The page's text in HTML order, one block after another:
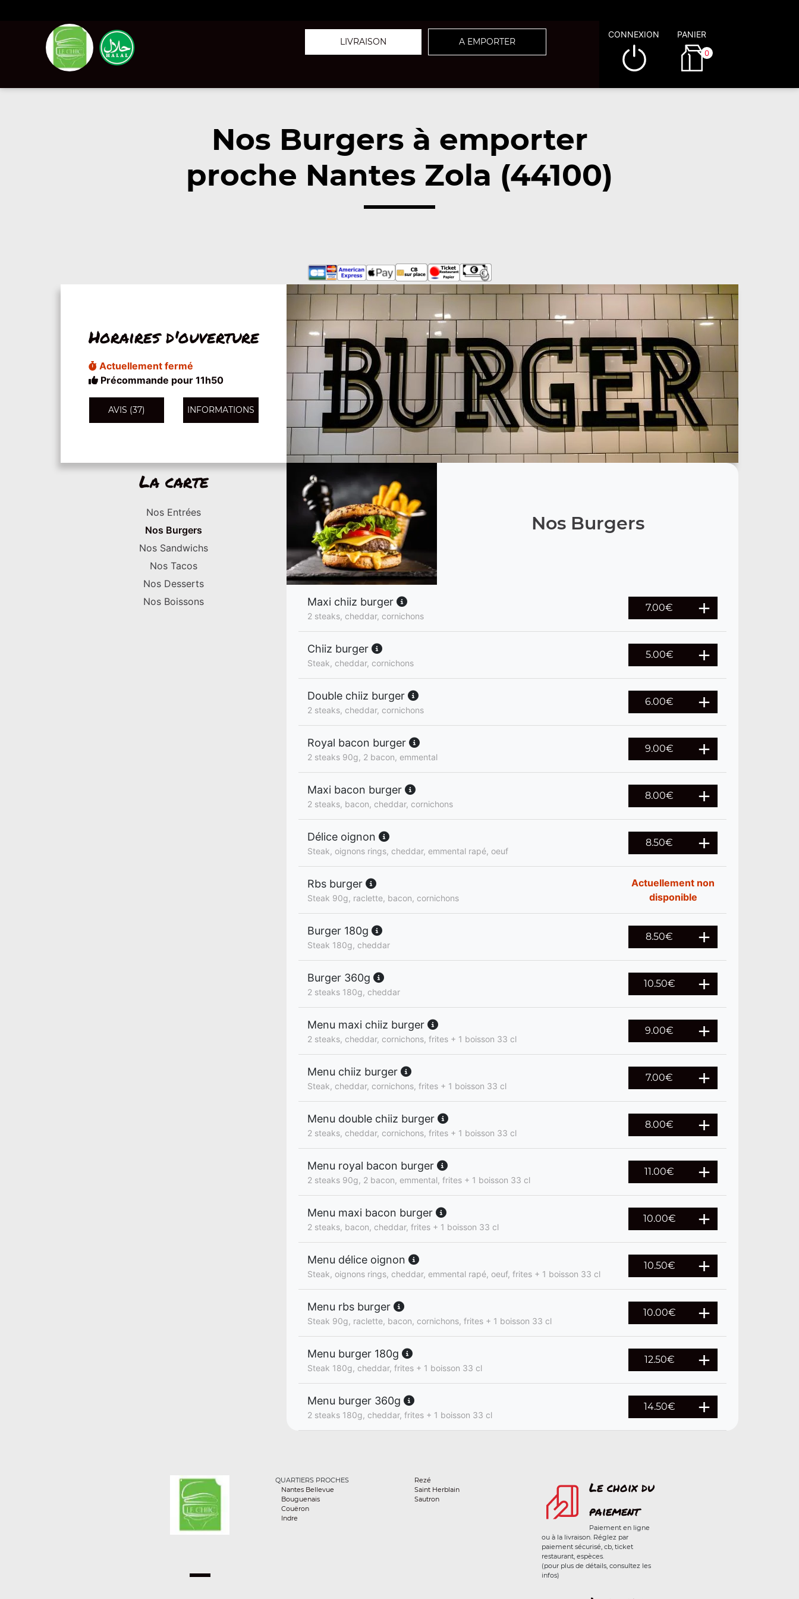
LIVRAISON A EMPORTER
CONNEXION PANIER
0
Nos Burgers à emporter
proche Nantes Zola (44100)
Horaires d'ouverture
Actuellement fermé
Précommande pour 11h50
AVIS (37) INFORMATIONS
La carte
Nos Entrées
Nos Burgers
Nos Sandwichs
Nos Tacos
Nos Desserts
Nos Boissons
Nos Burgers
Maxi chiiz burger
2 steaks, cheddar, cornichons
7.00€
Chiiz burger
Steak, cheddar, cornichons
5.00€
Double chiiz burger
2 steaks, cheddar, cornichons
6.00€
Royal bacon burger
2 steaks 90g, 2 bacon, emmental
9.00€
Maxi bacon burger
2 steaks, bacon, cheddar, cornichons
8.00€
Délice oignon
Steak, oignons rings, cheddar, emmental rapé, oeuf
8.50€
Rbs burger
Steak 90g, raclette, bacon, cornichons
Actuellement non
disponible
Burger 180g
Steak 180g, cheddar
8.50€
Burger 360g
2 steaks 180g, cheddar
10.50€
Menu maxi chiiz burger
2 steaks, cheddar, cornichons, frites + 1 boisson 33 cl
9.00€
Menu chiiz burger
Steak, cheddar, cornichons, frites + 1 boisson 33 cl
7.00€
Menu double chiiz burger
2 steaks, cheddar, cornichons, frites + 1 boisson 33 cl
8.00€
Menu royal bacon burger
2 steaks 90g, 2 bacon, emmental, frites + 1 boisson 33 cl
11.00€
Menu maxi bacon burger
2 steaks, bacon, cheddar, frites + 1 boisson 33 cl
10.00€
Menu délice oignon
Steak, oignons rings, cheddar, emmental rapé, oeuf, frites + 1 boisson 33 cl
10.50€
Menu rbs burger
Steak 90g, raclette, bacon, cornichons, frites + 1 boisson 33 cl
10.00€
Menu burger 180g
Steak 180g, cheddar, frites + 1 boisson 33 cl
12.50€
Menu burger 360g
2 steaks 180g, cheddar, frites + 1 boisson 33 cl
14.50€
QUARTIERS PROCHES
Nantes Bellevue
Bouguenais
Couëron
Indre
Rezé
Saint Herblain
Sautron
Le choix du
paiement
Paiement en ligne
ou à la livraison. Réglez par
paiement sécurisé, cb, ticket
restaurant, espèces.
(pour plus de détails, consultez les
infos)